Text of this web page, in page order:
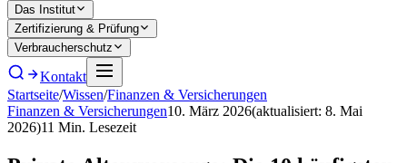
Das Institut
Zertifizierung & Prüfung
Verbraucherschutz
Kontakt
Startseite/Wissen/Finanzen & Versicherungen
Finanzen & Versicherungen10. März 2026(aktualisiert: 8. Mai
2026)11 Min. Lesezeit